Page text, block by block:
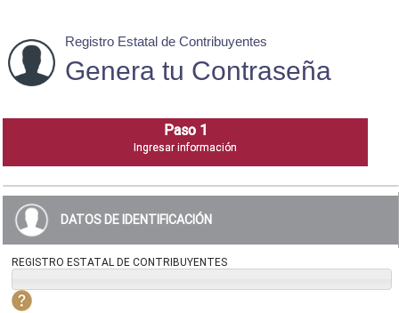
Registro Estatal de Contribuyentes
Genera tu Contraseña
DATOS DE IDENTIFICACIÓN
REGISTRO ESTATAL DE CONTRIBUYENTES